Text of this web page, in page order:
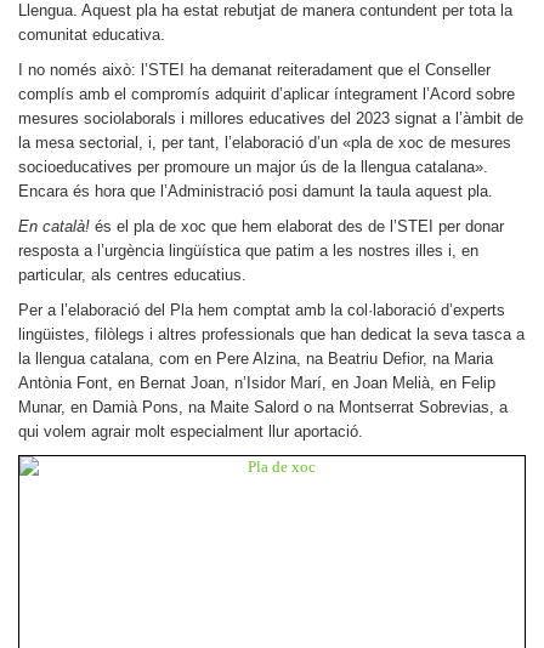
Llengua. Aquest pla ha estat rebutjat de manera contundent per tota la
comunitat educativa.
I no només això: l’STEI ha demanat reiteradament que el Conseller
complís amb el compromís adquirit d’aplicar íntegrament l’Acord sobre
mesures sociolaborals i millores educatives del 2023 signat a l’àmbit de
la mesa sectorial, i, per tant, l’elaboració d’un «pla de xoc de mesures
socioeducatives per promoure un major ús de la llengua catalana».
Encara és hora que l’Administració posi damunt la taula aquest pla.
En català! és el pla de xoc que hem elaborat des de l’STEI per donar
resposta a l’urgència lingüística que patim a les nostres illes i, en
particular, als centres educatius.
Per a l’elaboració del Pla hem comptat amb la col·laboració d’experts
lingüistes, filòlegs i altres professionals que han dedicat la seva tasca a
la llengua catalana, com en Pere Alzina, na Beatriu Defior, na Maria
Antònia Font, en Bernat Joan, n’Isidor Marí, en Joan Melià, en Felip
Munar, en Damià Pons, na Maite Salord o na Montserrat Sobrevias, a
qui volem agrair molt especialment llur aportació.